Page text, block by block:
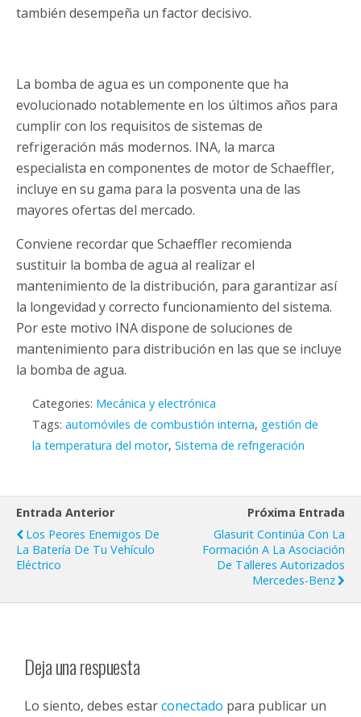
también desempeña un factor decisivo.
La bomba de agua es un componente que ha
evolucionado notablemente en los últimos años para
cumplir con los requisitos de sistemas de
refrigeración más modernos. INA, la marca
especialista en componentes de motor de Schaeffler,
incluye en su gama para la posventa una de las
mayores ofertas del mercado.
Conviene recordar que Schaeffler recomienda
sustituir la bomba de agua al realizar el
mantenimiento de la distribución, para garantizar así
la longevidad y correcto funcionamiento del sistema.
Por este motivo INA dispone de soluciones de
mantenimiento para distribución en las que se incluye
la bomba de agua.
Categories: Mecánica y electrónica
Tags: automóviles de combustión interna, gestión de
la temperatura del motor, Sistema de refrigeración
Entrada Anterior
Los Peores Enemigos De
La Batería De Tu Vehículo
Eléctrico
Próxima Entrada
Glasurit Continúa Con La
Formación A La Asociación
De Talleres Autorizados
Mercedes-Benz
Deja una respuesta
Lo siento, debes estarconectado para publicar un